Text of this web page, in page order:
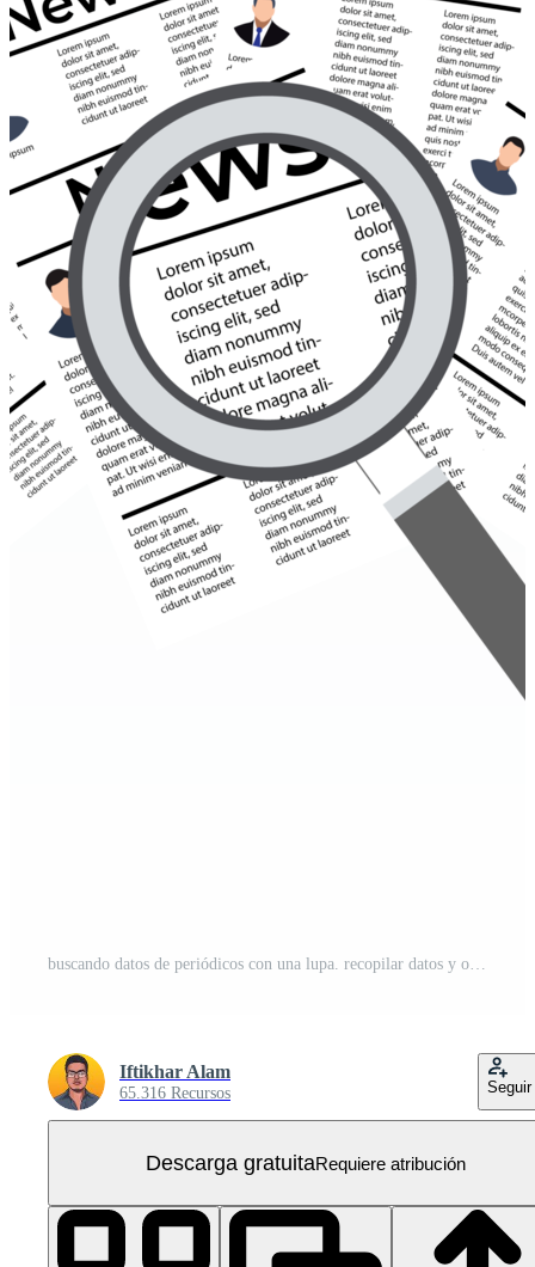
buscando datos de periódicos con una lupa. recopilar datos y otra información de los periódicos. diseño de personajes planos con currículum o periódico y una lupa de mano. PNG Gratis
Iftikhar Alam
65.316 Recursos Seguir
Descarga gratuitaRequiere atribución